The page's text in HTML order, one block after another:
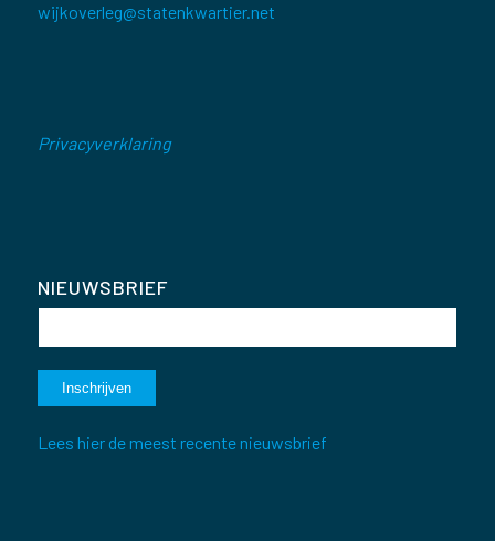
wijkoverleg@statenkwartier.net
Privacyverklaring
NIEUWSBRIEF
Lees hier de meest recente nieuwsbrief